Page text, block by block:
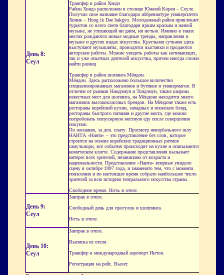
День 8:
Сеул
Трансфер в район Хондэ
Район Хондэ расположен в столице Южной Кореи – Сеуле.
Получил свое название благодаря аббревиатуре университета
Хоник – Hong ik Dae hakgyo. Молодежный район привлекает
туристов со всего света благодаря ярким краскам и живой
музыке, не утихающей ни днем, ни ночью. Именно в таких
местах рождаются новые модные тренды, направления в
музыке и других видах искусства. Круглыми сутками здесь
выступают музыканты, проводятся выставки и продаются
авторские работы. Можно увидеть работы как начинающих,
так и уже опытных деятелей искусства, причем иногда сложно
найти разниц
Трансфер в район шопинга Мёндон.
Мёндон. Здесь расположено большое количество
специализированных магазинов и бутиков и универмагов. В
отличие от рынков Намдэмун и Тондэмун, также широко
известных мест для шопинга, на Мёндоне находится много
магазинов высококлассных брендов. На Мёндоне также есть
рестораны корейской кухни, западных и японских блюд,
рестораны быстрого питания и другие места, где можно
попробовать популярную местную еду после совершения
покупок.
По желанию, за доп. плату: Просмотр невербального шоу
НАНТА «Нанта» – это представление без слов, которое
строится на основе корейских традиционных ритмов
самульнори, все события происходят на кухне и описываются в
комическом ключе. Содержание представления вызывает
интерес всех зрителей, независимо от возраста и
национальности. Представление «Нанта» впервые увидело
сцену в октябре 1997 года, и знаменито тем, что с момента
появления и по настоящее время собрало наибольшее число
зрителей за всю историю театрального искусства страны.
Свободное время. Ночь в отеле.
День 9:
Сеул
Завтрак в отеле.
Свободный день для прогулок и шоппинга.
Ночь в отеле.
День 10:
Сеул
Завтрак в отеле.
Выписка из отеля.
Трансфер в международный аэропорт Инчон.
Регистрация на рейс. Вылет.